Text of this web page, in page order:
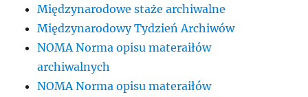
Międzynarodowe staże archiwalne
Międzynarodowy Tydzień Archiwów
NOMA Norma opisu materaiłów
archiwalnych
NOMA Norma opisu materaiłów